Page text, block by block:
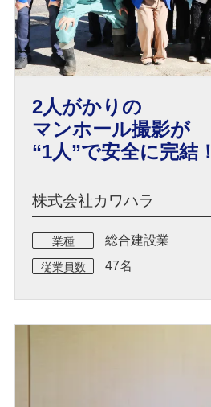
2人がかりの
マンホール撮影が
“1人”で安全に完結！
株式会社カワハラ
業種 総合建設業
従業員数 47名